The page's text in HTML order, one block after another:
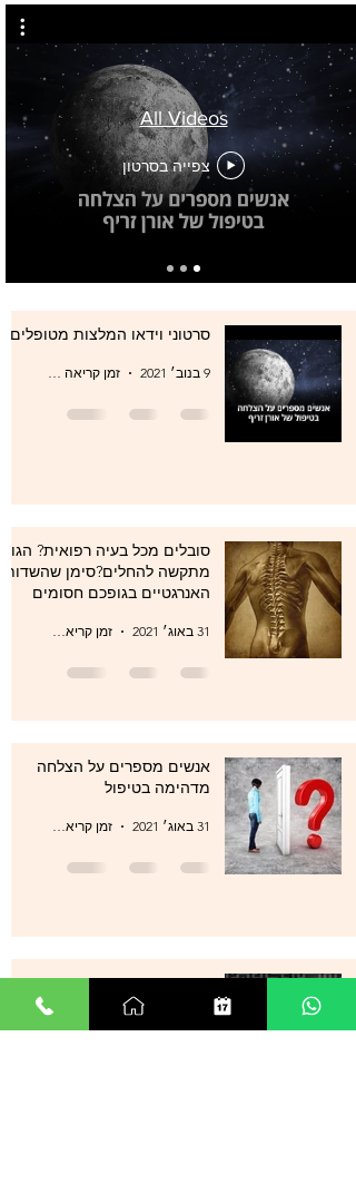
All Videos
צפייה בסרטון
סרטוני וידאו המלצות מטופלים
9 בנוב׳ 2021 זמן קריאה 0 דקות
סובלים מכל בעיה רפואית? הגוף
מתקשה להחלים?סימן שהשדות
האנרגטיים בגופכם חסומים
31 באוג׳ 2021 זמן קריאה 1 דקות
אנשים מספרים על הצלחה
מדהימה בטיפול
31 באוג׳ 2021 זמן קריאה 1 דקות
הקשר בין ריפוי בעיות בריאותיות
לטיפול בתת מודע